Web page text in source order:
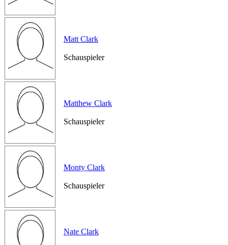
Matt Clark
Schauspieler
Matthew Clark
Schauspieler
Monty Clark
Schauspieler
Nate Clark